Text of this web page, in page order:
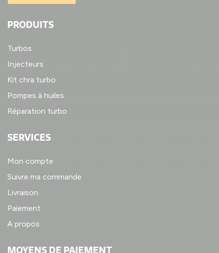
PRODUITS
Turbos
Injecteurs
Kit chra turbo
Pompes à huiles
Réparation turbo
SERVICES
Mon compte
Suivre ma commande
Livraison
Paiement
A propos
MOYENS DE PAIEMENT